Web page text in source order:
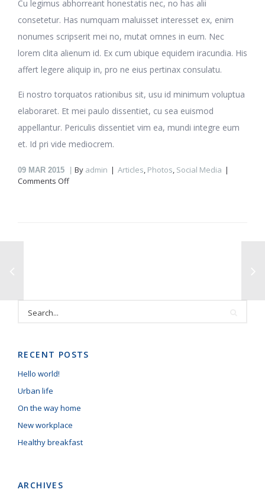
Cu legimus abhorreant honestatis nec, no has alii
consetetur. Has numquam maluisset interesset ex, enim
nonumes scripserit mei no, mutat omnes in eum. Nec
lorem clita alienum id. Ex cum ubique equidem iracundia. His
affert legere aliquip in, pro ne eius pertinax consulatu.
Ei nostro torquatos rationibus sit, usu id minimum voluptua
elaboraret. Et mei paulo dissentiet, cu sea euismod
appellantur. Periculis dissentiet vim ea, mundi integre eum
et. Id pri vide mediocrem.
09 MAR 2015 By admin Articles Photos Social Media
Comments Offon
RECENT POSTS
Hello world!
Urban life
On the way home
New workplace
Healthy breakfast
ARCHIVES